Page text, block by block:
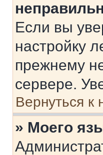
Если вы
настройку
прежнему
сервере.
Вернуться к
» Моего